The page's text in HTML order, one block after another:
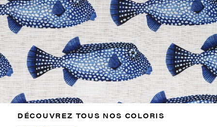
DÉCOUVREZ TOUS NOS COLORIS